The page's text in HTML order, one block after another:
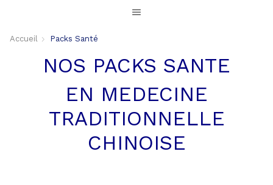
Accueil Packs Santé
NOS PACKS SANTE
EN MEDECINE
TRADITIONNELLE
CHINOISE